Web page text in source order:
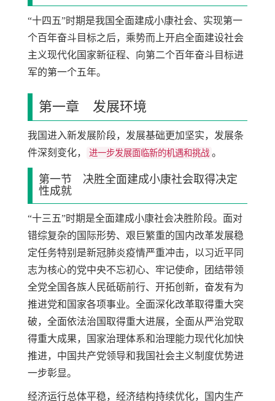
“十四五”时期是我国全面建成小康社会、实现第一
个百年奋斗目标之后，乘势而上开启全面建设社会
主义现代化国家新征程、向第二个百年奋斗目标进
军的第一个五年。
第一章 发展环境
我国进入新发展阶段，发展基础更加坚实，发展条
件深刻变化，
进一步发展面临新的机遇和挑战 。
第一节 决胜全面建成小康社会取得决定
性成就
“十三五”时期是全面建成小康社会决胜阶段。面对
错综复杂的国际形势、艰巨繁重的国内改革发展稳
定任务特别是新冠肺炎疫情严重冲击，以习近平同
志为核心的党中央不忘初心、牢记使命，团结带领
全党全国各族人民砥砺前行、开拓创新，奋发有为
推进党和国家各项事业。全面深化改革取得重大突
破，全面依法治国取得重大进展，全面从严治党取
得重大成果，国家治理体系和治理能力现代化加快
推进，中国共产党领导和我国社会主义制度优势进
一步彰显。
经济运行总体平稳，经济结构持续优化，国内生产